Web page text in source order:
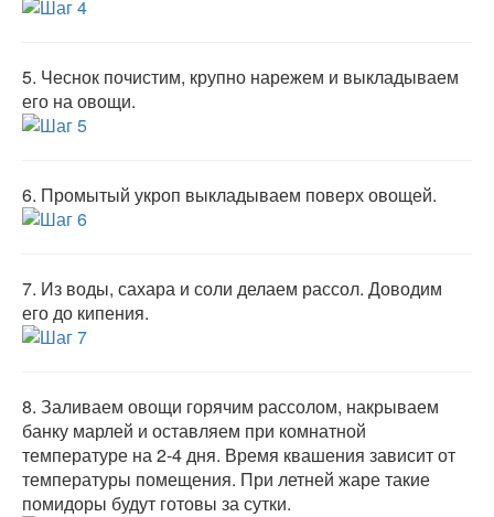
5. Чеснок почистим, крупно нарежем и выкладываем
его на овощи.
6. Промытый укроп выкладываем поверх овощей.
7. Из воды, сахара и соли делаем рассол. Доводим
его до кипения.
8. Заливаем овощи горячим рассолом, накрываем
банку марлей и оставляем при комнатной
температуре на 2-4 дня. Время квашения зависит от
температуры помещения. При летней жаре такие
помидоры будут готовы за сутки.